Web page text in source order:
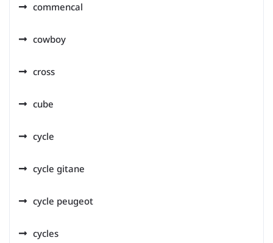
commencal
cowboy
cross
cube
cycle
cycle gitane
cycle peugeot
cycles